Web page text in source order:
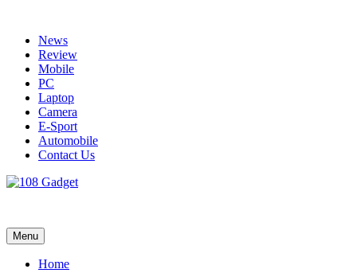
contentNews
Review
Mobile
PC
Laptop
Camera
E-Sport
Automobile
Contact Us
Menu
Home